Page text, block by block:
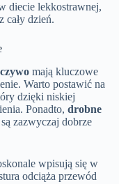
diecie lekkostrawnej,
cały dzień.
mają kluczowe
Warto postawić na
dzięki niskiej
Ponadto, drobne
zazwyczaj dobrze
wpisują się w
odciąża przewód